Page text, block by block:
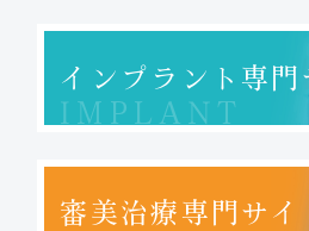
インプラント 専門
IMPLANT
審美治療専門サイ